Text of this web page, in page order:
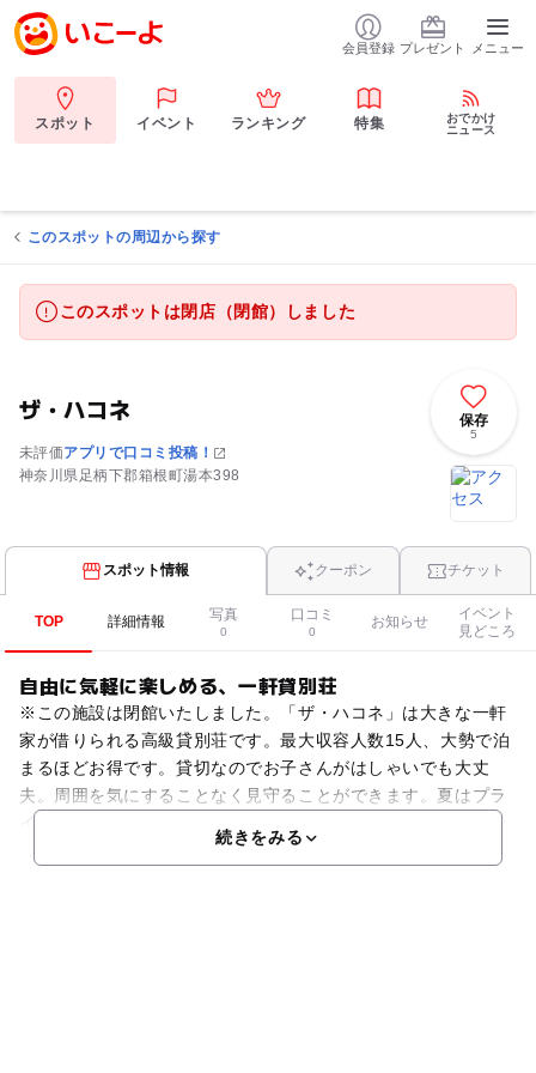
会員登録 プレゼント メニュー
スポット イベント ランキング 特集
おでかけ
ニュース
このスポットの周辺から探す
このスポットは閉店（閉館）しました
ザ・ハコネ
未評価アプリで口コミ投稿！
神奈川県足柄下郡箱根町湯本398
保存
5
スポット情報 クーポン チケット
TOP 詳細情報 写真
0
口コミ
0
お知らせ
イベント
見どころ
自由に気軽に楽しめる、一軒貸別荘
※この施設は閉館いたしました。「ザ・ハコネ」は大きな一軒
家が借りられる高級貸別荘です。最大収容人数15人、大勢で泊
まるほどお得です。貸切なのでお子さんがはしゃいでも大丈
夫。周囲を気にすることなく見守ることができます。夏はプラ
イベートプールで大はしゃぎし、冬は床暖房のきいたお部屋で
続きをみる